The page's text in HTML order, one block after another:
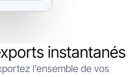
instantanés
l’ensemble de vos